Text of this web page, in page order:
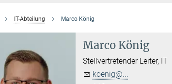
IT-Abteilung Marco König
Marco König
Stellvertretender Leiter, IT
koenig@...